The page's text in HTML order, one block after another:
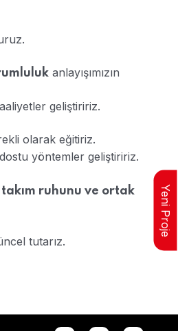
anlayışımızın
geliştiririz.
olarak eğitiriz.
yöntemler geliştiririz.
takım ruhunu ve ortak
tutarız.
Yeni Proje